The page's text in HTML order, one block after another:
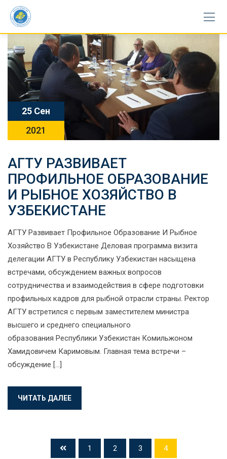
Skip
content
25 Сен
2021
АГТУ РАЗВИВАЕТ
ПРОФИЛЬНОЕ ОБРАЗОВАНИЕ
И РЫБНОЕ ХОЗЯЙСТВО В
УЗБЕКИСТАНЕ
АГТУ Развивает Профильное Образование И Рыбное
Хозяйство В Узбекистане Деловая программа визита
делегации АГТУ в Республику Узбекистан насыщена
встречами, обсуждением важных вопросов
сотрудничества и взаимодействия в сфере подготовки
профильных кадров для рыбной отрасли страны. Ректор
АГТУ встретился с первым заместителем министра
высшего и среднего специального
образования Республики Узбекистан Комильжоном
Хамидовичем Каримовым. Главная тема встречи –
обсуждение […]
ЧИТАТЬ ДАЛЕЕ
1 2 3 4